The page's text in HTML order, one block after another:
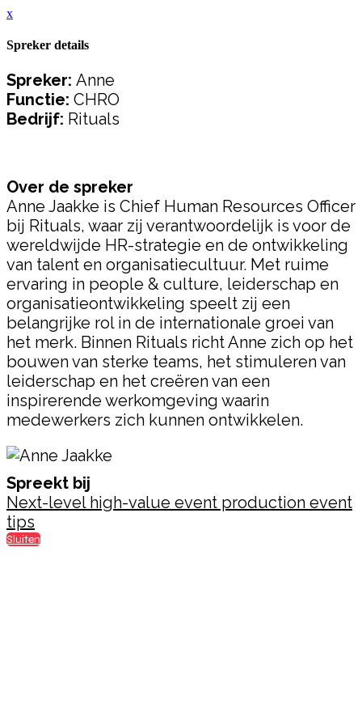
x
Spreker details
Spreker: Anne
Functie: CHRO
Bedrijf: Rituals
Over de spreker
Anne Jaakke is Chief Human Resources Officer
bij Rituals, waar zij verantwoordelijk is voor de
wereldwijde HR-strategie en de ontwikkeling
van talent en organisatiecultuur. Met ruime
ervaring in people & culture, leiderschap en
organisatieontwikkeling speelt zij een
belangrijke rol in de internationale groei van
het merk. Binnen Rituals richt Anne zich op het
bouwen van sterke teams, het stimuleren van
leiderschap en het creëren van een
inspirerende werkomgeving waarin
medewerkers zich kunnen ontwikkelen.
Spreekt bij
Next-level high-value event production event
tips
Sluiten